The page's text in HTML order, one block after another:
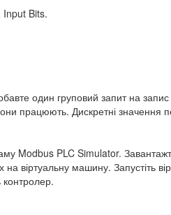
Input Bits.
один груповий запит на
працюють. Дискретні значення
Modbus PLC Simulator.
віртуальну машину. Запустіть
контролер.